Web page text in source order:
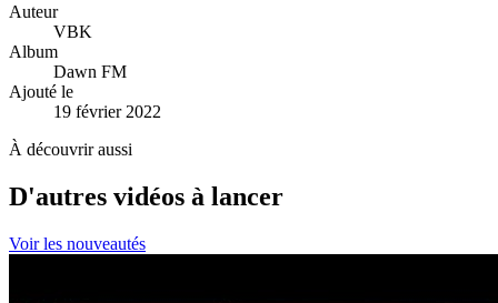
Auteur
VBK
Album
Dawn FM
Ajouté le
19 février 2022
À découvrir aussi
D'autres vidéos à lancer
Voir les nouveautés